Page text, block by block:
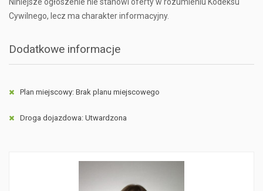
Cywilnego, lecz ma charakter informacyjny.
Dodatkowe informacje
Plan miejscowy: Brak planu miejscowego
Droga dojazdowa: Utwardzona